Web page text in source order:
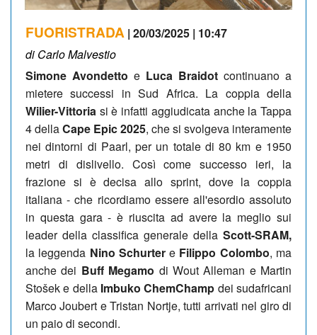
FUORISTRADA | 20/03/2025 | 10:47
di Carlo Malvestio
Simone Avondetto e Luca Braidot continuano a
mietere successi in Sud Africa. La coppia della
Wilier-Vittoria si è infatti aggiudicata anche la Tappa
4 dellaCape Epic 2025, che si svolgeva interamente
nei dintorni di Paarl, per un totale di 80 km e 1950
metri di dislivello. Così come successo ieri, la
frazione si è decisa allo sprint, dove la coppia
italiana - che ricordiamo essere all'esordio assoluto
in questa gara - è riuscita ad avere la meglio sui
leader della classifica generale della Scott-SRAM,
la leggenda Nino Schurtere Filippo Colombo, ma
anche dei Buff Megamo di Wout Alleman e Martin
Stošek e della Imbuko ChemChamp dei sudafricani
Marco Joubert e Tristan Nortje, tutti arrivati nel giro di
un paio di secondi.